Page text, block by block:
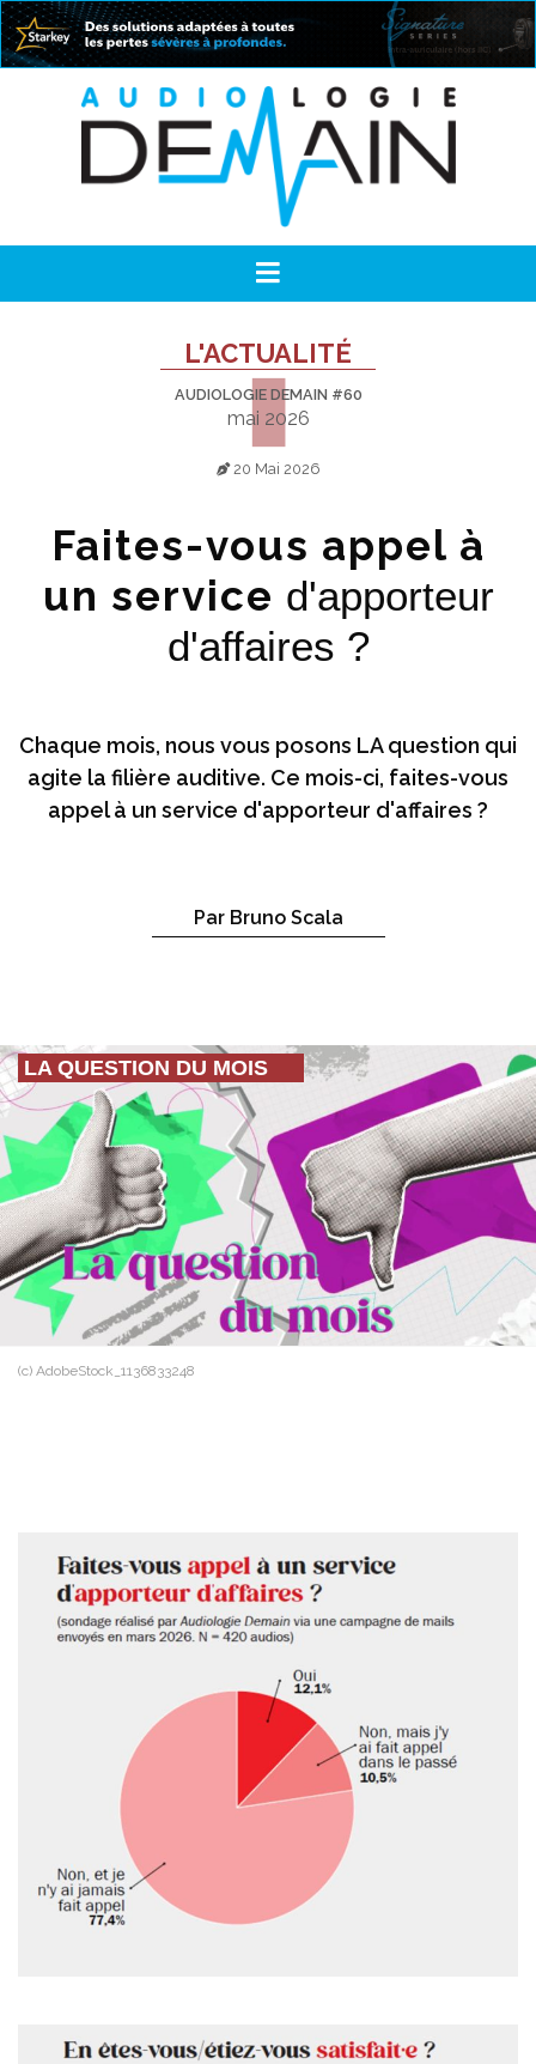
L'ACTUALITÉ
AUDIOLOGIE DEMAIN #60
mai 2026
20 Mai 2026
Faites-vous appel à
un service d'apporteur
d'affaires ?
Chaque mois, nous vous posons LA question qui
agite la filière auditive. Ce mois-ci, faites-vous
appel à un service d'apporteur d'affaires ?
Par Bruno Scala
LA QUESTION DU MOIS
(c) AdobeStock_1136833248